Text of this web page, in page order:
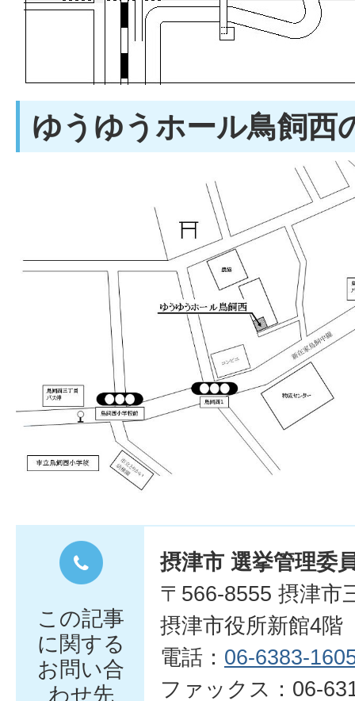
ゆうゆうホール鳥飼西
この記事
に関する
お問い合
わせ先
摂津市 選挙管理委
〒566-8555 摂津市
摂津市役所新館4階
電話： 06-6383-
ファックス：06-